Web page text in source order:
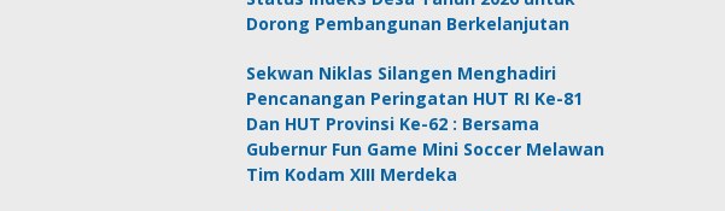
Dorong Pembangunan Berkelanjutan
Sekwan Niklas Silangen Menghadiri
Pencanangan Peringatan HUT RI Ke-81
Dan HUT Provinsi Ke-62 : Bersama
Gubernur Fun Game Mini Soccer Melawan
Tim Kodam XIII Merdeka